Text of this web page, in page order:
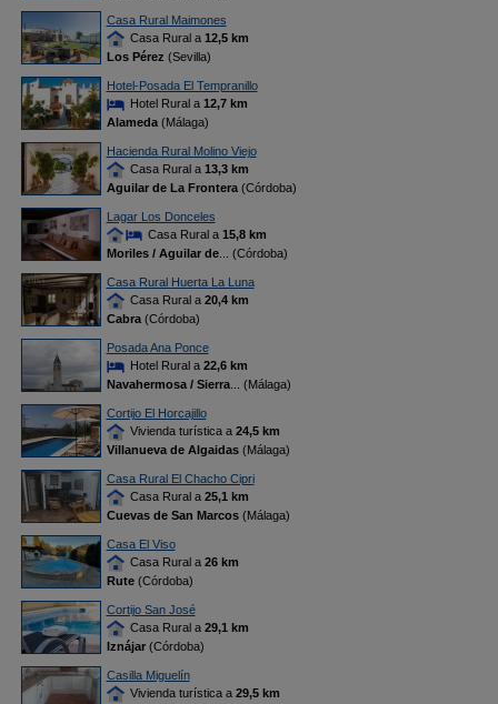
Casa Rural Maimones
Casa Rural a 12,5 km
Los Pérez (Sevilla)
Hotel-Posada El Tempranillo
Hotel Rural a 12,7 km
Alameda(Málaga)
Hacienda Rural Molino Viejo
Casa Rural a 13,3 km
Aguilar de La Frontera(Córdoba)
Lagar Los Donceles
Casa Rural a 15,8 km
Moriles / Aguilar de... (Córdoba)
Casa Rural Huerta La Luna
Casa Rural a 20,4 km
Cabra(Córdoba)
Posada Ana Ponce
Hotel Rural a 22,6 km
Navahermosa / Sierra... (Málaga)
Cortijo El Horcajillo
Vivienda turística a 24,5 km
Villanueva de Algaidas(Málaga)
Casa Rural El Chacho Cipri
Casa Rural a 25,1 km
Cuevas de San Marcos(Málaga)
Casa El Viso
Casa Rural a 26 km
Rute(Córdoba)
Cortijo San José
Casa Rural a 29,1 km
Iznájar(Córdoba)
Casilla Miguelín
Vivienda turística a 29,5 km